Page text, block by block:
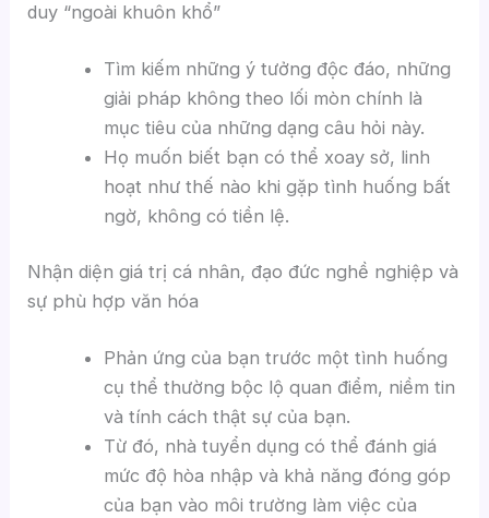
duy “ngoài khuôn khổ”
Tìm kiếm những ý tưởng độc đáo, những
giải pháp không theo lối mòn chính là
mục tiêu của những dạng câu hỏi này.
Họ muốn biết bạn có thể xoay sở, linh
hoạt như thế nào khi gặp tình huống bất
ngờ, không có tiền lệ.
Nhận diện giá trị cá nhân, đạo đức nghề nghiệp và
sự phù hợp văn hóa
Phản ứng của bạn trước một tình huống
cụ thể thường bộc lộ quan điểm, niềm tin
và tính cách thật sự của bạn.
Từ đó, nhà tuyển dụng có thể đánh giá
mức độ hòa nhập và khả năng đóng góp
của bạn vào môi trường làm việc của